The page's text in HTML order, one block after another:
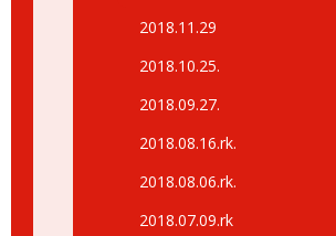
2018.11.29
2018.10.25.
2018.09.27.
2018.08.16.rk.
2018.08.06.rk.
2018.07.09.rk